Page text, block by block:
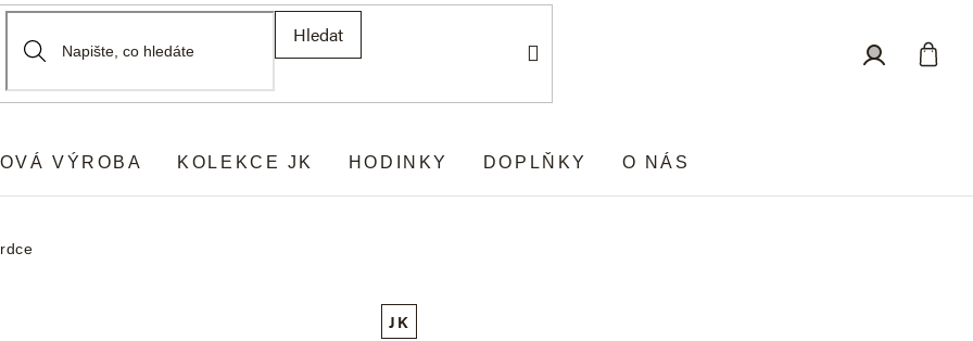
Hledat
VÝROBA KOLEKCE JK HODINKY DOPLŇKY O NÁS
JK